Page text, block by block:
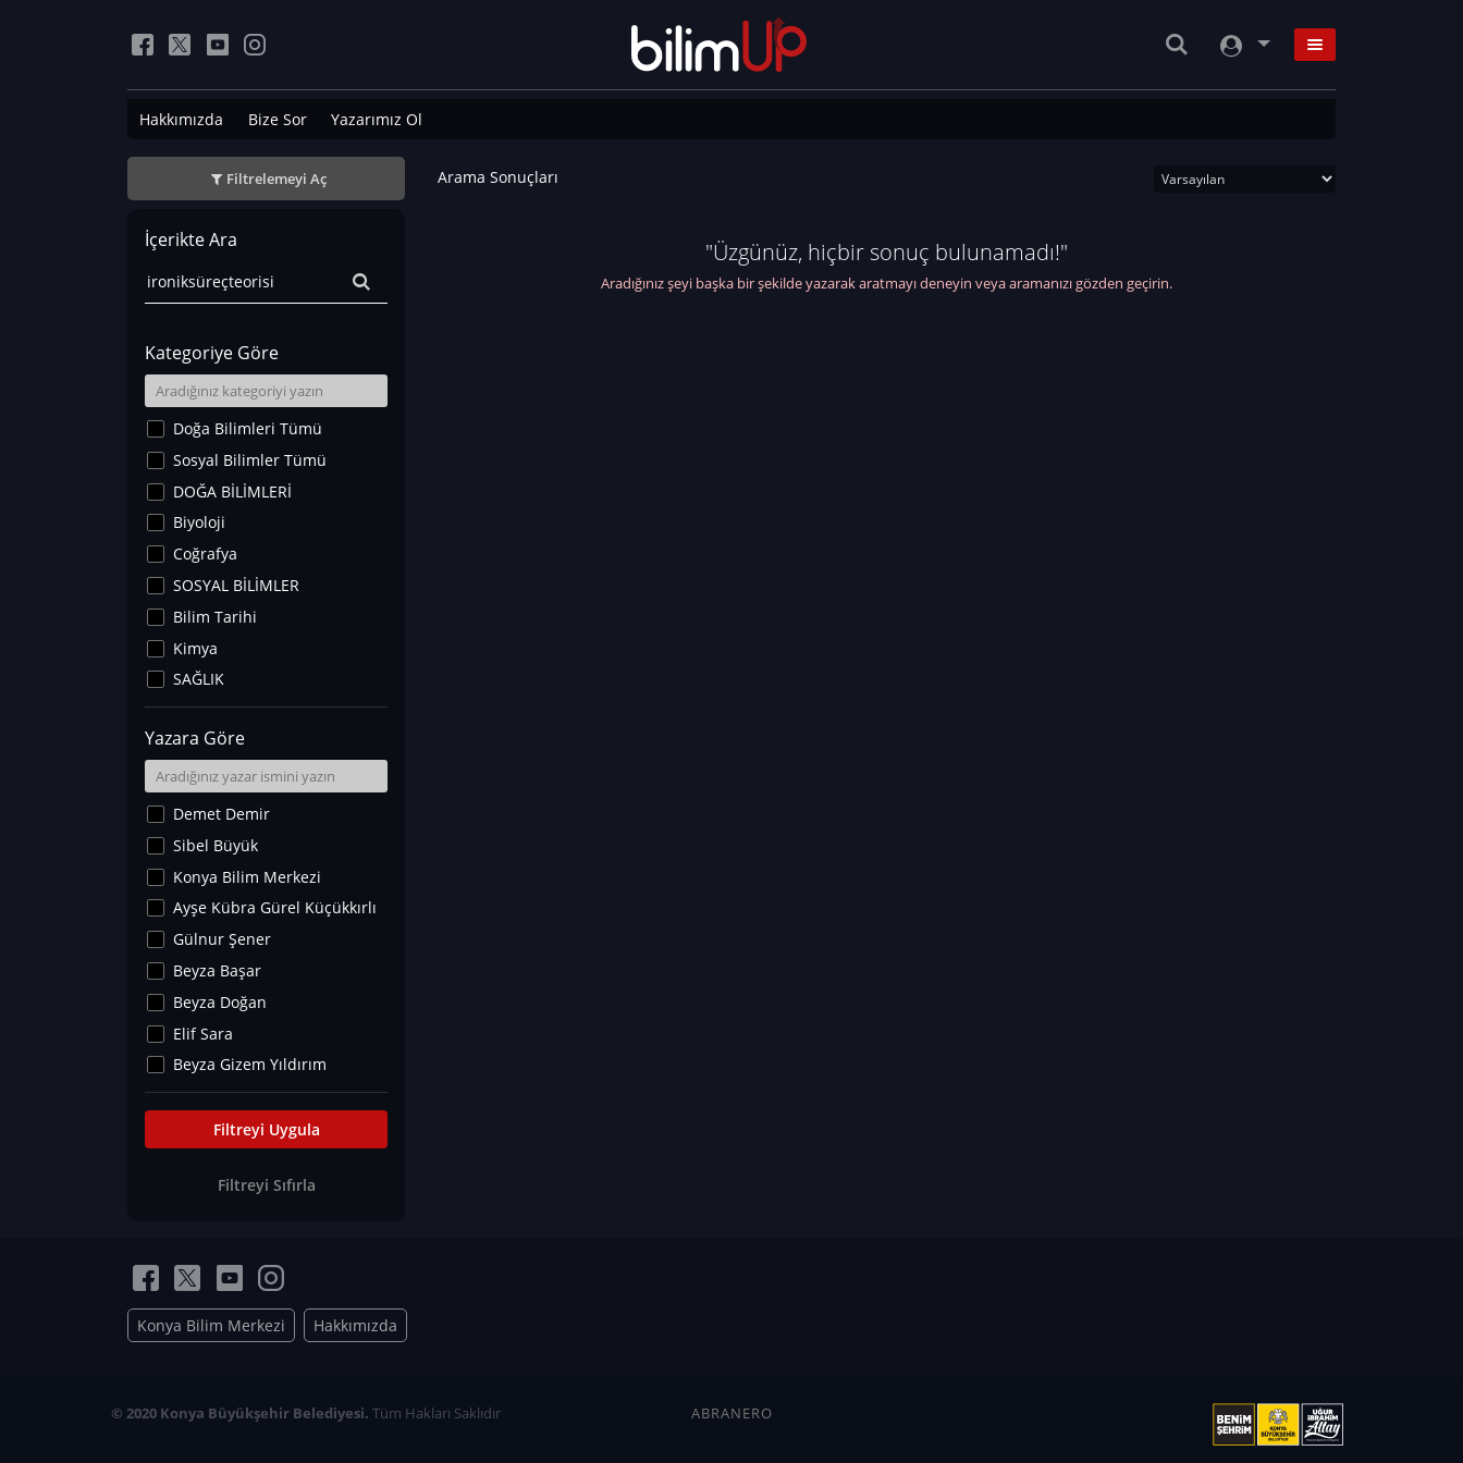
Hakkımızda Bize Sor Yazarımız Ol
Filtrelemeyi Aç
İçerikte Ara
Kategoriye Göre
Doğa Bilimleri Tümü
Sosyal Bilimler Tümü
DOĞA BİLİMLERİ
Biyoloji
Coğrafya
SOSYAL BİLİMLER
Bilim Tarihi
Kimya
SAĞLIK
Sanat Tarihi
Fizik
Yer Bilimleri
Astronomi ve Uzay
Noroloji
Matematik
Teknoloji
İklim Değişikliği
Arkeoloji
Kültür&Sanat
Yaşam Tavsiyeleri
Merakoloji
Eğitim Bilimleri
Yazara Göre
Demet Demir
Sibel Büyük
Konya Bilim Merkezi
Ayşe Kübra Gürel Küçükkırlı
Gülnur Şener
Beyza Başar
Beyza Doğan
Elif Sara
Beyza Gizem Yıldırım
İlknur İyigökler
Büşra Elif Kıvrak
Can TORUN
Elif Sara
Ayşe Edanur Başer
Gözde Düriye Alkan
Ceren Eda Erol
Filtreyi Uygula
Filtreyi Sıfırla
Arama Sonuçları
"Üzgünüz, hiçbir sonuç bulunamadı!"
Aradığınız şeyi başka bir şekilde yazarak aratmayı deneyin veya aramanızı gözden geçirin.
Konya Bilim Merkezi Hakkımızda
© 2020 Konya Büyükşehir Belediyesi. Tüm Hakları Saklıdır ABRANERO